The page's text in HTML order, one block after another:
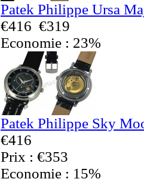
Patek Philippe Ursa
€416 €319
Economie : 23%
Patek Philippe Sky
€416
Prix : €353
Economie : 15%